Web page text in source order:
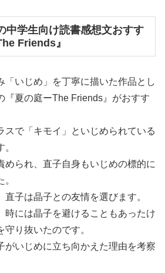
中学生向け読書感想文おすす
Friends』
「いじめ」を丁寧に描いた作品とし
『夏の庭ーThe Friends』がおすす
スで「キモイ」といじめられている
められ、直子自身もいじめの標的に
子は晶子との友情を選びます。
時には晶子を避けることもあったけ
り抜いたのです。
がいじめに立ち向かえた理由を考察